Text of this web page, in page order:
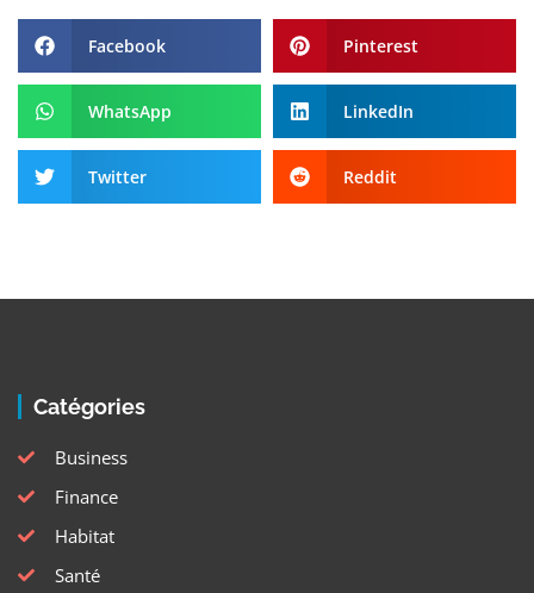
Facebook Pinterest
WhatsApp LinkedIn
Twitter Reddit
Catégories
Business
Finance
Habitat
Santé